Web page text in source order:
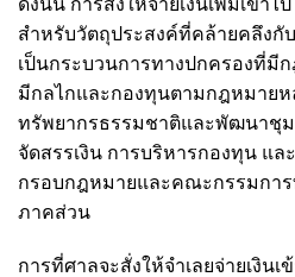
สำหรับวัตถุประสงค์ที่คล้ายคลึงกั
เป็นกระบวนการทางปกครองที่มี
มีกลไกและกองทุนตามกฎหมายห
ทรัพยากรธรรมชาติและพัฒนาชุ
จัดสรรเงิน การบริหารกองทุน แ
กรอบกฎหมายและคณะกรรมกา
ภาคส่วน
การที่ศาลจะสั่งให้จำเลยจ่ายเงิน